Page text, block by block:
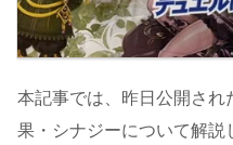
本記事では、昨日公開され
果・シナジーについて解説